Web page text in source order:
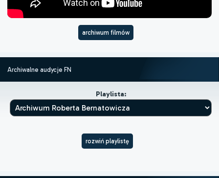
archiwum filmów
Archiwalne audycje FN
Playlista:
rozwiń playlistę